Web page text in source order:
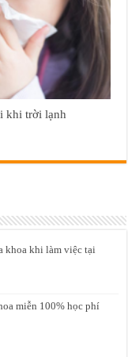
khi trời lạnh
khoa khi làm việc tại
miễn 100% học phí